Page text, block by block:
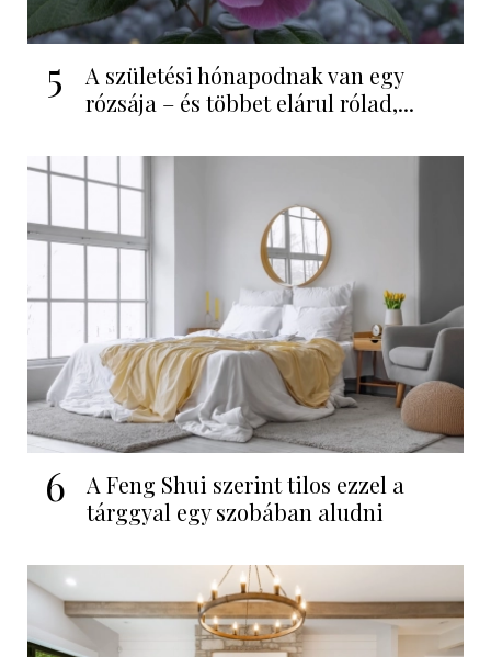
5
A születési hónapodnak van egy
rózsája – és többet elárul rólad,...
6
A Feng Shui szerint tilos ezzel a
tárggyal egy szobában aludni